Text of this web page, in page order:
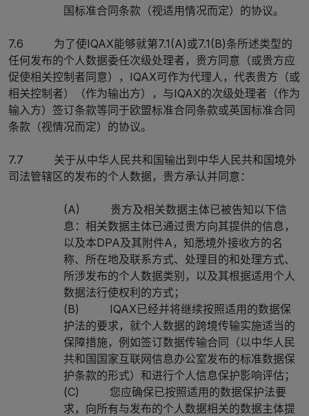
国标准合同条款（视适用情况而定）的协议。
7.6 为了使IQAX能够就第7.1(A)或7.1(B)条所述类型的
任何发布的个人数据委任次级处理者，贵方同意（或贵方应
促使相关控制者同意），IQAX可作为代理人，代表贵方（或
相关控制者）（作为输出方），与IQAX的次级处理者（作为
输入方）签订条款等同于欧盟标准合同条款或英国标准合同
条款（视情况而定）的协议。
7.7 关于从中华人民共和国输出到中华人民共和国境外
司法管辖区的发布的个人数据，贵方承认并同意：
(A) 贵方及相关数据主体已被告知以下信
息：相关数据主体已通过贵方向其提供的信息，
以及本DPA及其附件A，知悉境外接收方的名
称、所在地及联系方式、处理目的和处理方式、
所涉发布的个人数据类别，以及其根据适用个人
数据法行使权利的方式；
(B) IQAX已经并将继续按照适用的数据保
护法的要求，就个人数据的跨境传输实施适当的
保障措施，例如签订数据传输合同（以中华人民
共和国国家互联网信息办公室发布的标准数据保
护条款的形式）和进行个人信息保护影响评估；
(C) 您应确保已按照适用的数据保护法要
求，向所有与发布的个人数据相关的数据主体提